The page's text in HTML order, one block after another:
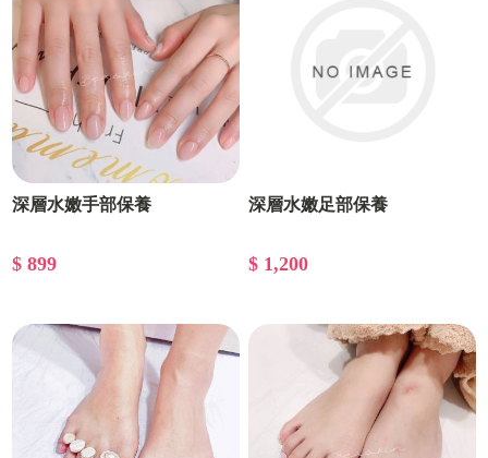
深層水嫩手部保養
$ 899
深層水嫩足部保養
$ 1,200